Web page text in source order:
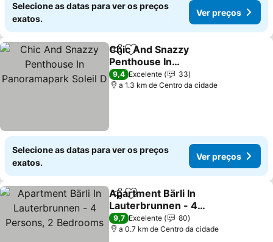
Selecione as datas para ver os preços
exatos.
Ver preços
PartilharAdicionar aos favoritos
Chic And Snazzy
Penthouse In
Panoramapark Soleil D
Ver preços
9,4 Excelente
33
a 1.3 km de Centro da cidade
Selecione as datas para ver os preços
exatos.
Ver preços
PartilharAdicionar aos favoritos
Apartment Bärli In
Lauterbrunnen - 4
Persons, 2 Bedrooms
Ver preços
9,7 Excelente
80
a 0.7 km de Centro da cidade